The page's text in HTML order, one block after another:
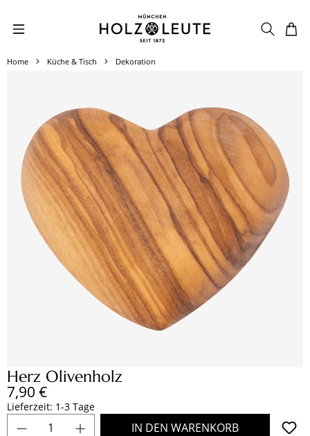
Zum Hauptinhalt springen
Home Küche & Tisch Dekoration
Herz Olivenholz
Regulärer Preis:
7,90 €
Lieferzeit: 1-3 Tage
Produkt Anzahl: Gib den gewünschten
IN DEN WARENKORB